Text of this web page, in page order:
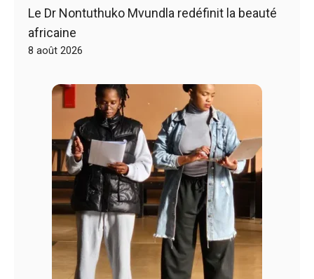
Le Dr Nontuthuko Mvundla redéfinit la beauté
africaine
8 août 2026